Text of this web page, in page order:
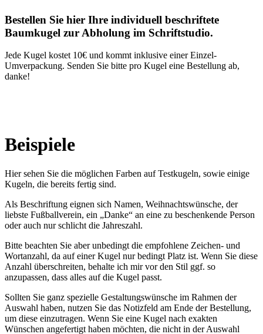
Bestellen Sie hier Ihre individuell beschriftete
Baumkugel zur Abholung im Schriftstudio.
Jede Kugel kostet 10€ und kommt inklusive einer Einzel-
Umverpackung. Senden Sie bitte pro Kugel eine Bestellung ab,
danke!
Beispiele
Hier sehen Sie die möglichen Farben auf Testkugeln, sowie einige
Kugeln, die bereits fertig sind.
Als Beschriftung eignen sich Namen, Weihnachtswünsche, der
liebste Fußballverein, ein „Danke“ an eine zu beschenkende Person
oder auch nur schlicht die Jahreszahl.
Bitte beachten Sie aber unbedingt die empfohlene Zeichen- und
Wortanzahl, da auf einer Kugel nur bedingt Platz ist. Wenn Sie diese
Anzahl überschreiten, behalte ich mir vor den Stil ggf. so
anzupassen, dass alles auf die Kugel passt.
Sollten Sie ganz spezielle Gestaltungswünsche im Rahmen der
Auswahl haben, nutzen Sie das Notizfeld am Ende der Bestellung,
um diese einzutragen. Wenn Sie eine Kugel nach exakten
Wünschen angefertigt haben möchten, die nicht in der Auswahl